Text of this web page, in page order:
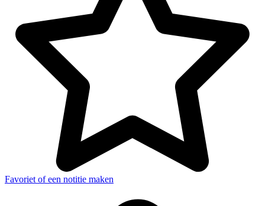
Favoriet of een notitie maken